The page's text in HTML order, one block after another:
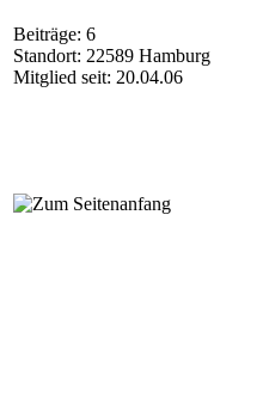
Beiträge: 6
Standort: 22589 Hamburg
Mitglied seit: 20.04.06